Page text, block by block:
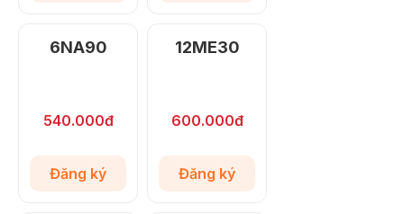
6NA90
540.000đ
Đăng ký
12ME30
600.000đ
Đăng ký